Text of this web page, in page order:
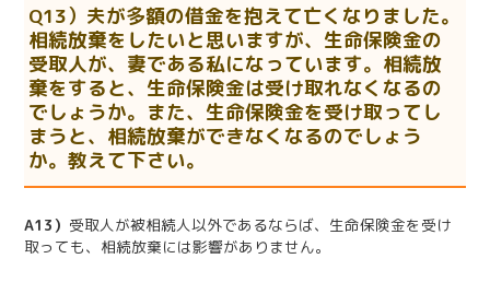
Q13）夫が多額の借金を抱えて亡くなりました。
相続放棄をしたいと思いますが、生命保険金の
受取人が、妻である私になっています。相続放
棄をすると、生命保険金は受け取れなくなるの
でしょうか。また、生命保険金を受け取ってし
まうと、相続放棄ができなくなるのでしょう
か。教えて下さい。
A13） 受取人が被相続人以外であるならば、生命保険金を受け
取っても、相続放棄には影響がありません。